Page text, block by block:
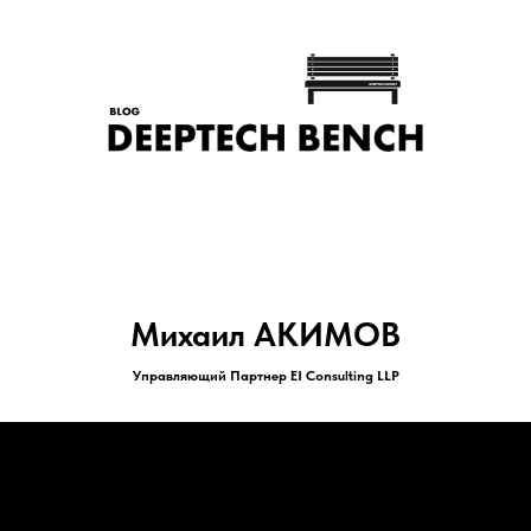
Михаил АКИМОВ
Управляющий Партнер EI Consulting LLP